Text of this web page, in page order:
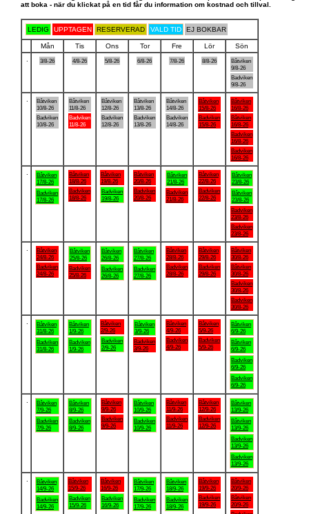
att boka - när du klickat på en tid får du information om kostnad och tillval.
LEDIG UPPTAGEN RESERVERAD VALD TID EJ BOKBAR
Mån Tis Ons Tor Fre Lör
Sön
3/8-26 4/8-26 5/8-26 6/8-26 7/8-26 8/8-26
Båtviken
9/8-26
Badviken
9/8-26
Båtviken
10/8-26
Badviken
10/8-26
Båtviken
11/8-26
Badviken
11/8-26
Båtviken
12/8-26
Badviken
12/8-26
Båtviken
13/8-26
Badviken
13/8-26
Båtviken
14/8-26
Badviken
14/8-26
Båtviken
15/8-26
Badviken
15/8-26
Båtviken
16/8-26
Båtviken
16/8-26
Badviken
16/8-26
Badviken
16/8-26
Båtviken
17/8-26
Badviken
17/8-26
Båtviken
18/8-26
Badviken
18/8-26
Båtviken
19/8-26
Badviken
19/8-26
Båtviken
20/8-26
Badviken
20/8-26
Båtviken
21/8-26
Badviken
21/8-26
Båtviken
22/8-26
Badviken
22/8-26
Båtviken
23/8-26
Båtviken
23/8-26
Badviken
23/8-26
Badviken
23/8-26
Båtviken
24/8-26
Badviken
24/8-26
Båtviken
25/8-26
Badviken
25/8-26
Båtviken
26/8-26
Badviken
26/8-26
Båtviken
27/8-26
Badviken
27/8-26
Båtviken
28/8-26
Badviken
28/8-26
Båtviken
29/8-26
Badviken
29/8-26
Båtviken
30/8-26
Båtviken
30/8-26
Badviken
30/8-26
Badviken
30/8-26
Båtviken
31/8-26
Badviken
31/8-26
Båtviken
1/9-26
Badviken
1/9-26
Båtviken
2/9-26
Badviken
2/9-26
Båtviken
3/9-26
Badviken
3/9-26
Båtviken
4/9-26
Badviken
4/9-26
Båtviken
5/9-26
Badviken
5/9-26
Båtviken
6/9-26
Båtviken
6/9-26
Badviken
6/9-26
Badviken
6/9-26
Båtviken
7/9-26
Badviken
7/9-26
Båtviken
8/9-26
Badviken
8/9-26
Båtviken
9/9-26
Badviken
9/9-26
Båtviken
10/9-26
Badviken
10/9-26
Båtviken
11/9-26
Badviken
11/9-26
Båtviken
12/9-26
Badviken
12/9-26
Båtviken
13/9-26
Båtviken
13/9-26
Badviken
13/9-26
Badviken
13/9-26
Båtviken
14/9-26
Badviken
14/9-26
Båtviken
15/9-26
Badviken
15/9-26
Båtviken
16/9-26
Badviken
16/9-26
Båtviken
17/9-26
Badviken
17/9-26
Båtviken
18/9-26
Badviken
18/9-26
Båtviken
19/9-26
Badviken
19/9-26
Båtviken
20/9-26
Båtviken
20/9-26